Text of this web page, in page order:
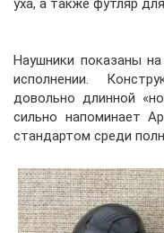
уха, а также футляр
Наушники показаны
исполнении.
довольно длинной
сильно напоминает
стандартом среди